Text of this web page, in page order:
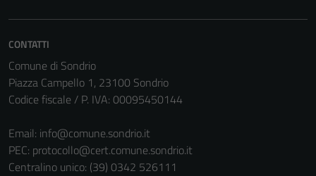
CONTATTI
Comune di Sondrio
Piazza Campello 1, 23100 Sondrio
Codice fiscale / P. IVA: 00095450144
Email: info@comune.sondrio.it
PEC: protocollo@cert.comune.sondrio.it
Centralino unico: (39) 0342 526111
Questi cookie
personali.